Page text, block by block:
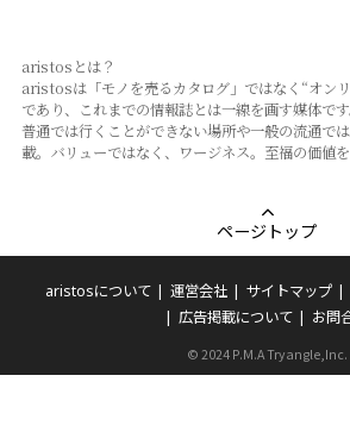
aristosとは？
aristosは「モノを売るカタログ」ではなく“オン
であり、これまでの情報誌とは⼀線を画す媒体です
普通では⾏くことができない場所や⼀般の流通で
載。バリューではなく、ワージネス。⾄福の価値を
ページトップ
aristosについて 運営会社 サイトマップ
広告掲載について
お問
© 2024 P.M.A Tryangle,Inc.